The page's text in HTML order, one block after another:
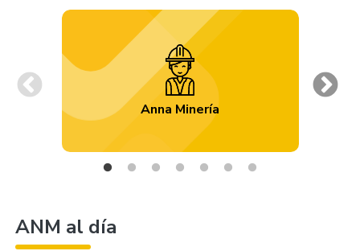
Anna Minería
ANM al día